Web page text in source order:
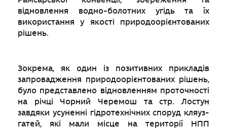
відновлення водно-болотних угідь та їх
використання у якості природоорієнтованих
рішень.
Зокрема, як один із позитивних прикладів
запровадження природоорієнтованих рішень,
було представлено відновленням проточності
на річці Чорний Черемош та стр. Лостун
завдяки усуненні гідротехнічних споруд кляуз-
гатей, які мали місце на території НПП